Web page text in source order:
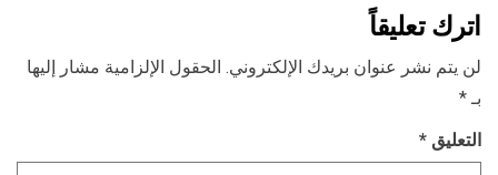
اترك تعليقاً
لن يتم نشر عنوان بريدك الإلكتروني. الحقول الإلزامية مشار إليها
بـ *
التعليق *